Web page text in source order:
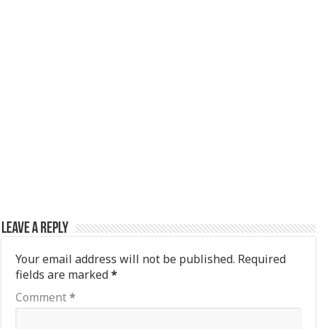
Leave a Reply
Your email address will not be published. Required
fields are marked*
Comment*